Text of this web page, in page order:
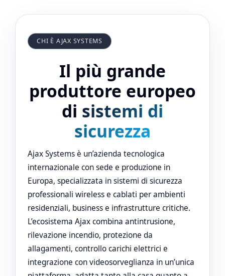
CHI È AJAX SYSTEMS
Il più grande
produttore europeo
di sistemi di
sicurezza
Ajax Systems è un’azienda tecnologica
internazionale con sede e produzione in
Europa, specializzata in sistemi di sicurezza
professionali wireless e cablati per ambienti
residenziali, business e infrastrutture critiche.
L’ecosistema Ajax combina antintrusione,
rilevazione incendio, protezione da
allagamenti, controllo carichi elettrici e
integrazione con videosorveglianza in un’unica